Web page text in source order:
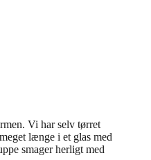
Vi har selv tørret
længe i et glas med
smager herligt med